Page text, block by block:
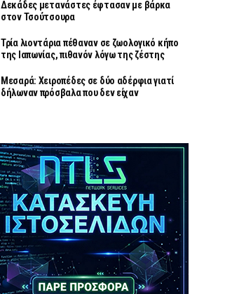
Δεκάδες μετανάστες έφτασαν με βάρκα
στον Τσούτσουρα
Τρία λιοντάρια πέθαναν σε ζωολογικό κήπο
της Ιαπωνίας, πιθανόν λόγω της ζέστης
Μεσαρά: Χειροπέδες σε δύο αδέρφια γιατί
δήλωναν πρόσβαλα που δεν είχαν